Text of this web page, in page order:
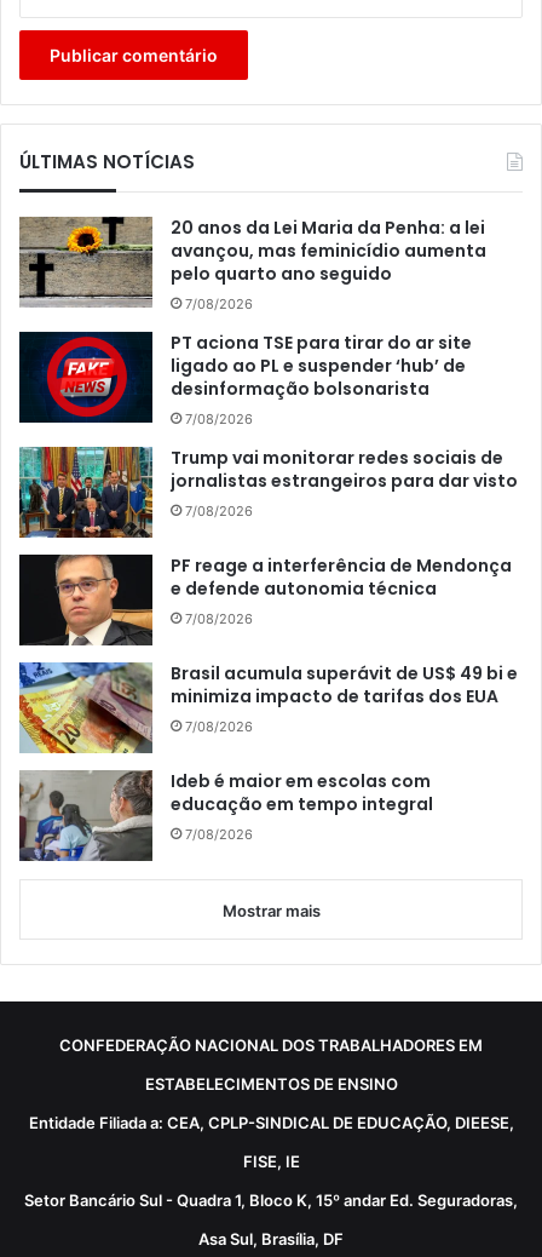
ÚLTIMAS NOTÍCIAS
20 anos da Lei Maria da Penha: a lei
avançou, mas feminicídio aumenta
pelo quarto ano seguido
7/08/2026
PT aciona TSE para tirar do ar site
ligado ao PL e suspender ‘hub’ de
desinformação bolsonarista
7/08/2026
Trump vai monitorar redes sociais de
jornalistas estrangeiros para dar visto
7/08/2026
PF reage a interferência de Mendonça
e defende autonomia técnica
7/08/2026
Brasil acumula superávit de US$ 49 bi e
minimiza impacto de tarifas dos EUA
7/08/2026
Ideb é maior em escolas com
educação em tempo integral
7/08/2026
Mostrar mais
CONFEDERAÇÃO NACIONAL DOS TRABALHADORES EM
ESTABELECIMENTOS DE ENSINO
Entidade Filiada a: CEA, CPLP-SINDICAL DE EDUCAÇÃO, DIEESE,
FISE, IE
Setor Bancário Sul - Quadra 1, Bloco K, 15º andar Ed. Seguradoras,
Asa Sul, Brasília, DF